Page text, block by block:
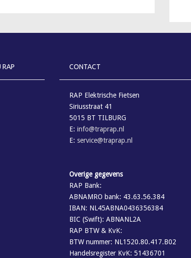
RAP CONTACT
RAP Elektrische Fietsen
Siriusstraat 41
5015 BT TILBURG
E: info@traprap.nl
E: service@traprap.nl
Overige gegevens
RAP Bank:
ABNAMRO bank: 43.63.56.384
IBAN: NL45ABNA0436356384
BIC (Swift): ABNANL2A
RAP BTW & KvK:
BTW nummer: NL1520.80.417.B02
Handelsregister KvK: 51436701